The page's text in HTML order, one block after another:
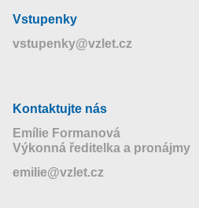
Vstupenky
vstupenky@vzlet.cz
Kontaktujte nás
Emílie Formanová
Výkonná ředitelka a pronájmy
emilie@vzlet.cz